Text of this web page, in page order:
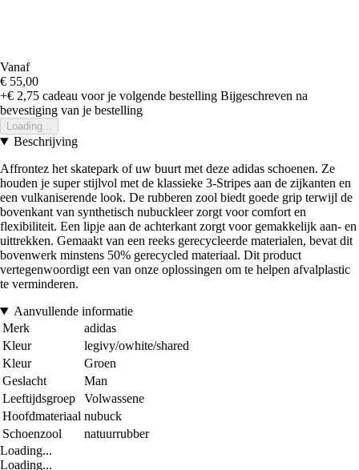
Vanaf
€ 55,00
+€ 2,75 cadeau voor je volgende bestelling Bijgeschreven na
bevestiging van je bestelling
Loading...
Beschrijving
Affrontez het skatepark of uw buurt met deze adidas schoenen. Ze
houden je super stijlvol met de klassieke 3-Stripes aan de zijkanten en
een vulkaniserende look. De rubberen zool biedt goede grip terwijl de
bovenkant van synthetisch nubuckleer zorgt voor comfort en
flexibiliteit. Een lipje aan de achterkant zorgt voor gemakkelijk aan- en
uittrekken. Gemaakt van een reeks gerecycleerde materialen, bevat dit
bovenwerk minstens 50% gerecycled materiaal. Dit product
vertegenwoordigt een van onze oplossingen om te helpen afvalplastic
te verminderen.
Aanvullende informatie
Merk
adidas
Kleur
legivy/owhite/shared
Kleur
Groen
Geslacht
Man
Leeftijdsgroep
Volwassene
Hoofdmateriaal nubuck
Schoenzool
natuurrubber
Loading...
Loading...